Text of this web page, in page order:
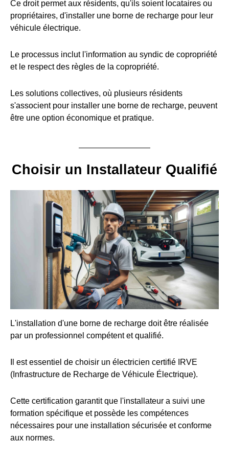
Ce droit permet aux résidents, qu'ils soient locataires ou
propriétaires, d'installer une borne de recharge pour leur
véhicule électrique.
Le processus inclut l'information au syndic de copropriété
et le respect des règles de la copropriété.
Les solutions collectives, où plusieurs résidents
s'associent pour installer une borne de recharge, peuvent
être une option économique et pratique.
Choisir un Installateur Qualifié
L'installation d'une borne de recharge doit être réalisée
par un professionnel compétent et qualifié.
Il est essentiel de choisir un électricien certifié IRVE
(Infrastructure de Recharge de Véhicule Électrique).
Cette certification garantit que l'installateur a suivi une
formation spécifique et possède les compétences
nécessaires pour une installation sécurisée et conforme
aux normes.